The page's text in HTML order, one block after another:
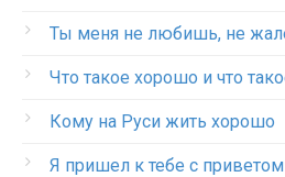
Ты меня не любишь, не
Что такое хорошо и что
Кому на Руси жить хорошо
Я пришел к тебе с приветом